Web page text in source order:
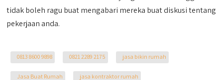
tidak boleh ragu buat mengabari mereka buat diskusi tentang
pekerjaan anda.
0813 8600 9898 0821 2289 2175 jasa bikin rumah
Jasa Buat Rumah jasa kontraktor rumah